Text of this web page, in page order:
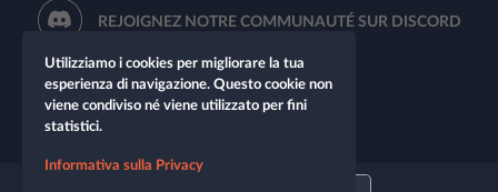
REJOIGNEZ NOTRE COMMUNAUTÉ SUR DISCORD
Utilizziamo i cookies per migliorare la tua
esperienza di navigazione. Questo cookie non
viene condiviso né viene utilizzato per fini
statistici.
Informativa sulla Privacy